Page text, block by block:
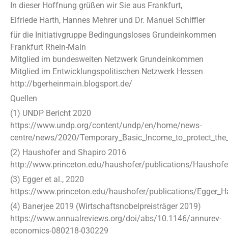
In dieser Hoffnung grüßen wir Sie aus Frankfurt,
Elfriede Harth, Hannes Mehrer und Dr. Manuel Schiffler
für die Initiativgruppe Bedingungsloses Grundeinkommen
Frankfurt Rhein-Main
Mitglied im bundesweiten Netzwerk Grundeinkommen
Mitglied im Entwicklungspolitischen Netzwerk Hessen
http://bgerheinmain.blogsport.de/
Quellen
(1) UNDP Bericht 2020
https://www.undp.org/content/undp/en/home/news-
centre/news/2020/
(2) Haushofer and Shapiro 2016
http://www.princeton.edu/haushofer/publications/
(3) Egger et al., 2020
https://www.princeton.edu/haushofer/publications/
(4) Banerjee 2019 (Wirtschaftsnobelpreisträger 2019)
https://www.annualreviews.org/doi/abs/10.1146/annurev-
economics-080218-030229